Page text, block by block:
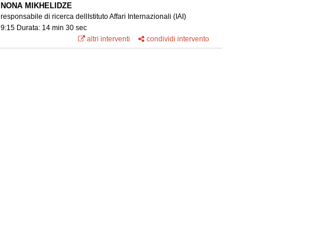
NONA MIKHELIDZE
responsabile di ricerca dellIstituto Affari Internazionali (IAI)
9:15 Durata: 14 min 30 sec
altri interventi
condividi intervento